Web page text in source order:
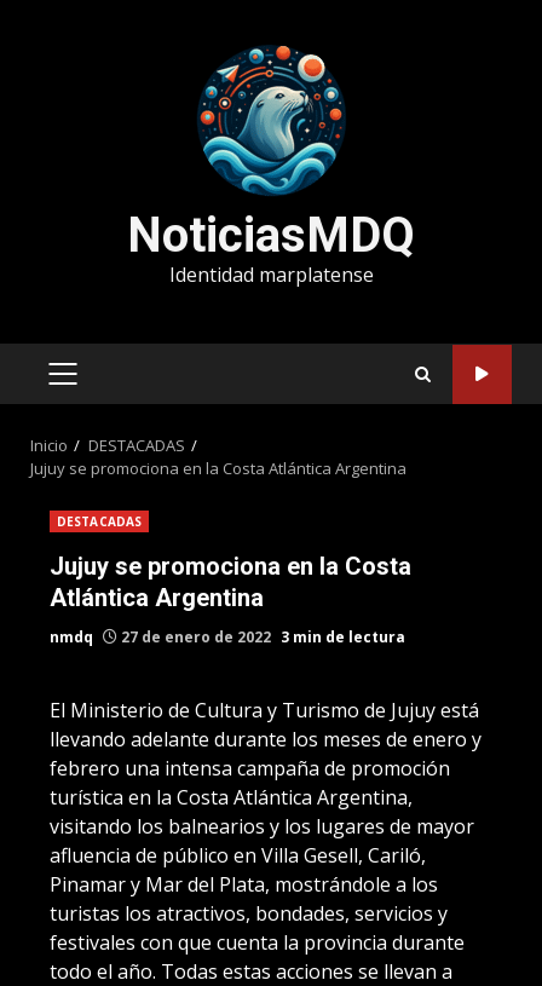
NoticiasMDQ
Identidad marplatense
MENÚ
Inicio
DESTACADAS
Jujuy se promociona en la Costa Atlántica Argentina
DESTACADAS
Jujuy se promociona en la Costa
Atlántica Argentina
nmdq 27 de enero de 2022 3 min de lectura
El Ministerio de Cultura y Turismo de Jujuy está
llevando adelante durante los meses de enero y
febrero una intensa campaña de promoción
turística en la Costa Atlántica Argentina,
visitando los balnearios y los lugares de mayor
afluencia de público en Villa Gesell, Cariló,
Pinamar y Mar del Plata, mostrándole a los
turistas los atractivos, bondades, servicios y
festivales con que cuenta la provincia durante
todo el año. Todas estas acciones se llevan a